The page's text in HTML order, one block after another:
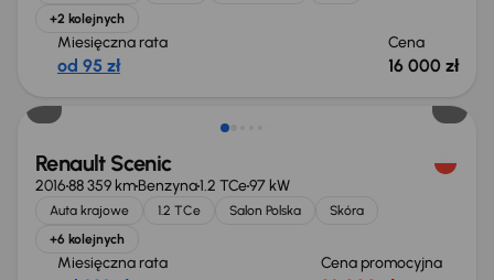
+2 kolejnych
Miesięczna rata
od 95 zł
Cena
16 000 zł
Renault Scenic
201688 359 kmBenzyna1.2 TCe97 kW
Auta krajowe 1.2 TCe Salon Polska
Skóra
+6 kolejnych
Miesięczna rata Cena promocyjna